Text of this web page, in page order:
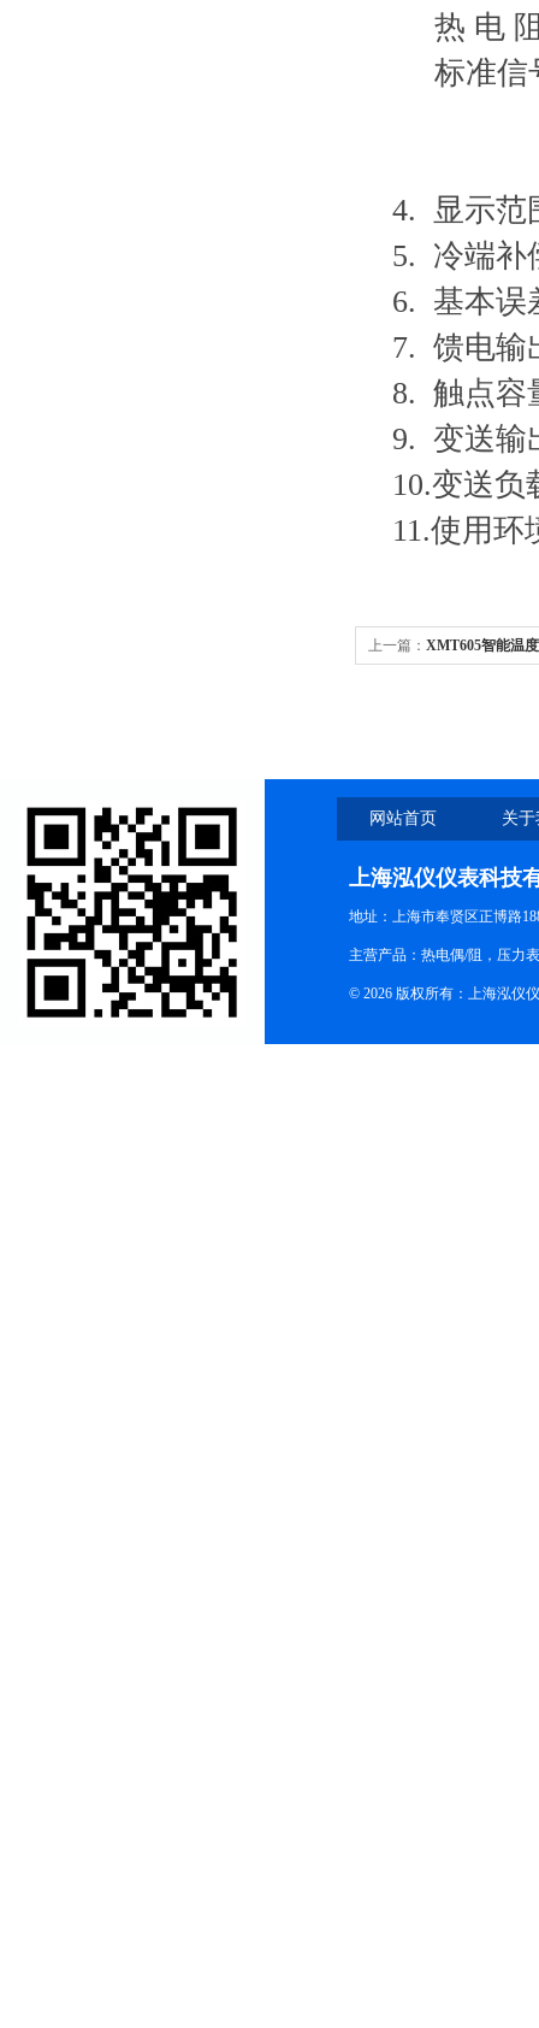
热 电 阻
标准信号
4. 显示范
5. 冷端补
6. 基本误
7. 馈电输
8. 触点容
9. 变送输
10.变送负
11.使用环
上一篇： XMT605智能温
网站首页 关
上海泓仪仪表科技
地址：上海市奉贤区正博路
主营产品：热电偶/阻，压力
© 2026 版权所有：上海泓仪